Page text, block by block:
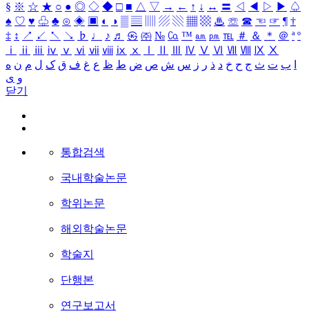
§ ※ ☆ ★ ○ ● ◎ ◇ ◆ □ ■ △ ▽ → ← ↑ ↓ ↔ 〓 ◁ ◀ ▷ ▶ ♤
♠ ♡ ♥ ♧ ♣ ⊙ ◈ ▣ ◐ ◑ ▒ ▤ ▨ ▧ ▦ ▩ ♨ ☏ ☎ ☜ ☞ ¶ †
‡ ↕ ↗ ↙ ↖ ↘ ♭ ♩ ♪ ♬ ㉿ ㈜ № ㏇ ™ ㏂ ㏘ ℡ ＃ ＆ ＊ ＠ ª º
ⅰ
ⅱ ⅲ ⅳ ⅴ ⅵ ⅶ ⅷ ⅸ ⅹ Ⅳ Ⅴ Ⅵ Ⅶ Ⅷ Ⅸ Ⅹ
ب ت ث ج ح خ د ذ ر ز س ش ص ض ط ظ ع غ ف ق ک ل م ن ه
و ی
닫기
통합검색
국내학술논문
학위논문
해외학술논문
학술지
단행본
연구보고서